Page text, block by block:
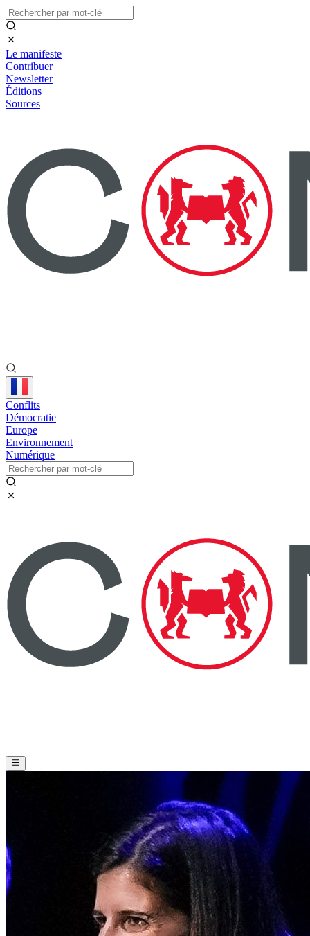
Le manifeste
Contribuer
Newsletter
Éditions
Sources
Conflits
Démocratie
Europe
Environnement
Numérique